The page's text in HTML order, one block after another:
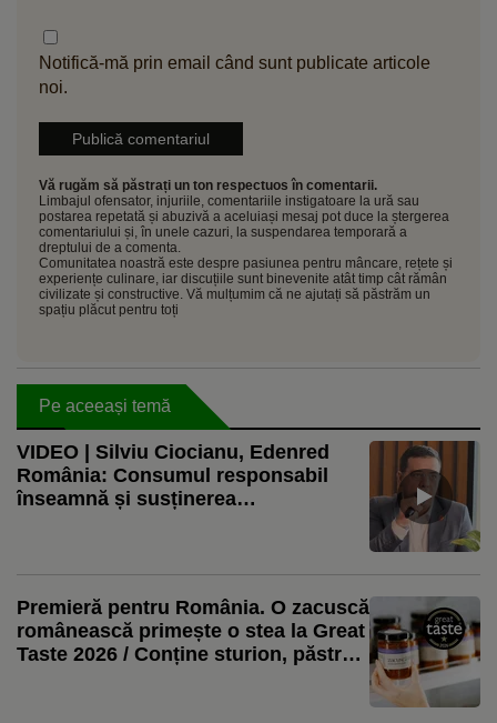
Notifică-mă prin email când sunt publicate articole
noi.
Vă rugăm să păstrați un ton respectuos în comentarii.
Limbajul ofensator, injuriile, comentariile instigatoare la ură sau
postarea repetată și abuzivă a aceluiași mesaj pot duce la ștergerea
comentariului și, în unele cazuri, la suspendarea temporară a
dreptului de a comenta.
Comunitatea noastră este despre pasiunea pentru mâncare, rețete și
experiențe culinare, iar discuțiile sunt binevenite atât timp cât rămân
civilizate și constructive. Vă mulțumim că ne ajutați să păstrăm un
spațiu plăcut pentru toți
Pe aceeași temă
VIDEO | Silviu Ciocianu, Edenred
România: Consumul responsabil
înseamnă și susținerea
Premieră pentru România. O zacuscă
românească primește o stea la Great
Taste 2026 / Conține sturion, păstrăv